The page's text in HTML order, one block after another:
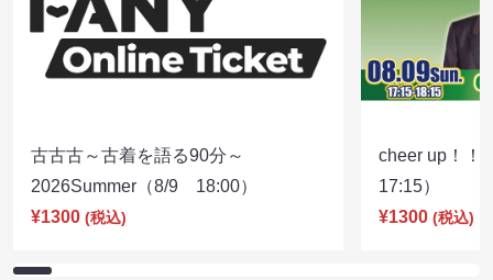
古古古～古着を語る90分～
2026Summer（8/9 18:00）
¥1300 (税込)
cheer up！
17:15）
¥1300 (税込)